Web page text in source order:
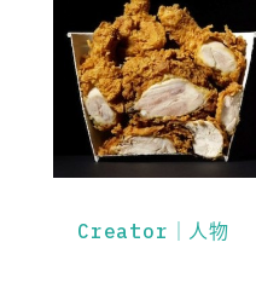
Creator｜人物